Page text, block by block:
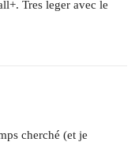
Tres leger avec le
cherché (et je